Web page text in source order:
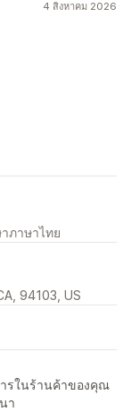
4 สิงหาคม 2026
ภาษาไทย
94103, US
รในร้านค้าของคุณ
า